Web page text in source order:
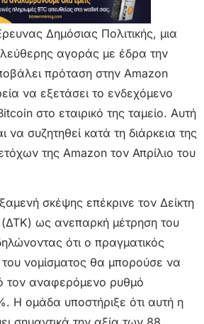
Δημόσιας Πολιτικής, μια
αγοράς με έδρα την
πρόταση στην Amazon
να εξετάσει το ενδεχόμενο
στο εταιρικό της ταμείο. Αυτή
να συζητηθεί κατά τη διάρκεια της
της Amazon τον Απρίλιο του
σκέψης επέκρινε τον Δείκτη
ως ανεπαρκή μέτρηση του
ότι ο πραγματικός
νομίσματος θα μπορούσε να
τον αναφερόμενο ρυθμό
Η ομάδα υποστήριξε ότι αυτή η